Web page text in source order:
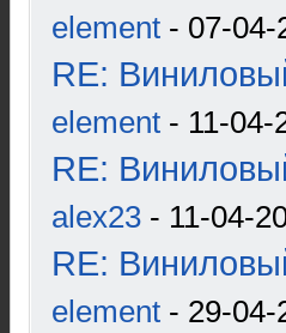
element - 07-04-
RE:
element - 11-04-
RE:
alex23 - 11-04-
RE:
element - 29-04-